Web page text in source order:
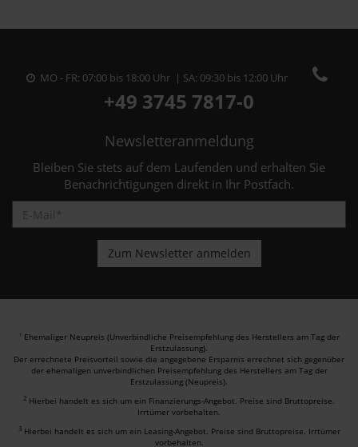
MO - FR: 07:00 bis 18:00 Uhr | SA: 09:30 bis 12:00 Uhr
+49 3745 7817-0
Newsletteranmeldung
Bleiben Sie stets auf dem Laufenden und erhalten Sie
Benachrichtigungen direkt in Ihr Postfach.
1 Ehemaliger Neupreis (Unverbindliche Preisempfehlung des Herstellers am Tag der
Erstzulassung).
Der errechnete Preisvorteil sowie die angegebene Ersparnis errechnet sich gegenüber
der ehemaligen unverbindlichen Preisempfehlung des Herstellers am Tag der
Erstzulassung (Neupreis).
2 Hierbei handelt es sich um ein Finanzierungs-Angebot. Preise sind Bruttopreise.
Irrtümer vorbehalten.
3 Hierbei handelt es sich um ein Leasing-Angebot. Preise sind Bruttopreise. Irrtümer
vorbehalten.